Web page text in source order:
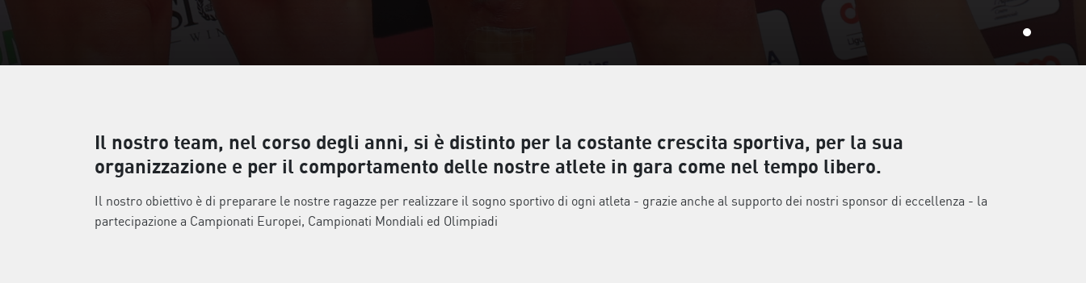
Il nostro team, nel corso degli anni, si è distinto per la costante crescita sportiva, per la sua
organizzazione e per il comportamento delle nostre atlete in gara come nel tempo libero.
Il nostro obiettivo è di preparare le nostre ragazze per realizzare il sogno sportivo di ogni atleta - grazie anche al supporto dei nostri sponsor di eccellenza - la
partecipazione a Campionati Europei, Campionati Mondiali ed Olimpiadi